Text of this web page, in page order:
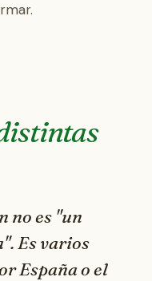
no es "un
Esvarios
España o el